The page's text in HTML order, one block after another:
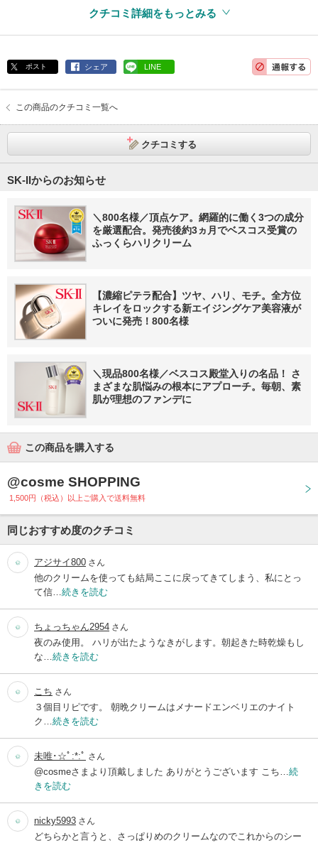
クチコミ詳細をもっとみる
ポスト シェア LINE
この商品のクチコミ一覧へ
クチコミする
SK-IIからのお知らせ
＼800名様／頂点ケア。網羅的に働く3つの成分
を厳選配合。発売後約3ヵ月でベスコス受賞の
ふっくらハリクリーム
【濃縮ピテラ配合】ツヤ、ハリ、モチ。全方位
キレイをロックする新エイジングケア美容液が
ついに発売！800名様
＼現品800名様／ベスコス殿堂入りの名品！ さ
まざまな肌悩みの根本にアプローチ。毎朝、素
肌が理想のファンデに
この商品を購入する
@cosme SHOPPING
1,500円（税込）以上ご購入で送料無料
同じおすすめ度のクチコミ
アジサイ800 さん
他のクリームを使っても結局ここに戻ってきてしまう、私にとっ
て信…続きを読む
ちょっちゃん2954 さん
夜のみ使用。 ハリが出たようなきがします。朝起きた時乾燥もし
な…続きを読む
こち さん
３個目リピです。 朝晩クリームはメナードエンベリエのナイト
ク…続きを読む
未唯･☆ﾟ:*:ﾟ さん
@cosmeさまより頂戴しました ありがとうございます こち…続
きを読む
nicky5993 さん
どちらかと言うと、さっぱりめのクリームなのでこれからのシー